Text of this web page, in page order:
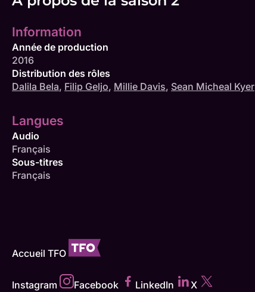
Information
Année de production
2016
Distribution des rôles
Dalila Bela, Filip Geljo, Millie Davis, Sean Micheal Kyer
Langues
Audio
Français
Sous-titres
Français
Accueil TFO
Instagram Facebook LinkedIn X